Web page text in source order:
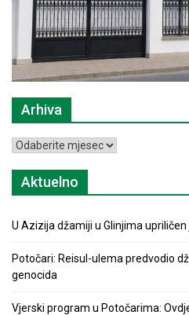
Arhiva
Arhiva
Aktuelno
U Azizija džamiji u Glinjima
Potočari: Reisul-ulema predvodio
genocida
Vjerski program u Potočarima: